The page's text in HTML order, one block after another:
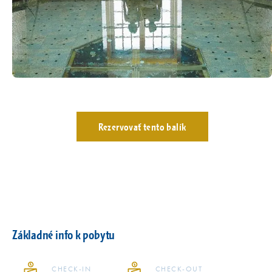
Rezervovať tento balík
Základné info k pobytu
CHECK-IN CHECK-OUT